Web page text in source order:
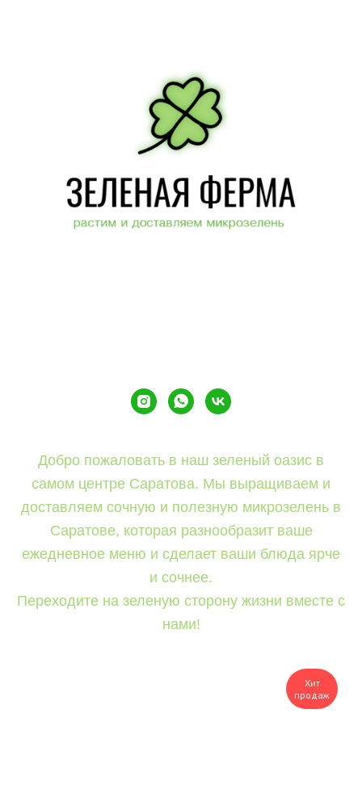
Добро пожаловать в наш зеленый оазис в
самом центре Саратова. Мы выращиваем и
доставляем сочную и полезную микрозелень в
Саратове, которая разнообразит ваше
ежедневное меню и сделает ваши блюда ярче
и сочнее.
Переходите на зеленую сторону жизни вместе с
нами!
Хит
продаж